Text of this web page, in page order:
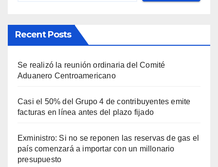
Recent Posts
Se realizó la reunión ordinaria del Comité
Aduanero Centroamericano
Casi el 50% del Grupo 4 de contribuyentes emite
facturas en línea antes del plazo fijado
Exministro: Si no se reponen las reservas de gas el
país comenzará a importar con un millonario
presupuesto